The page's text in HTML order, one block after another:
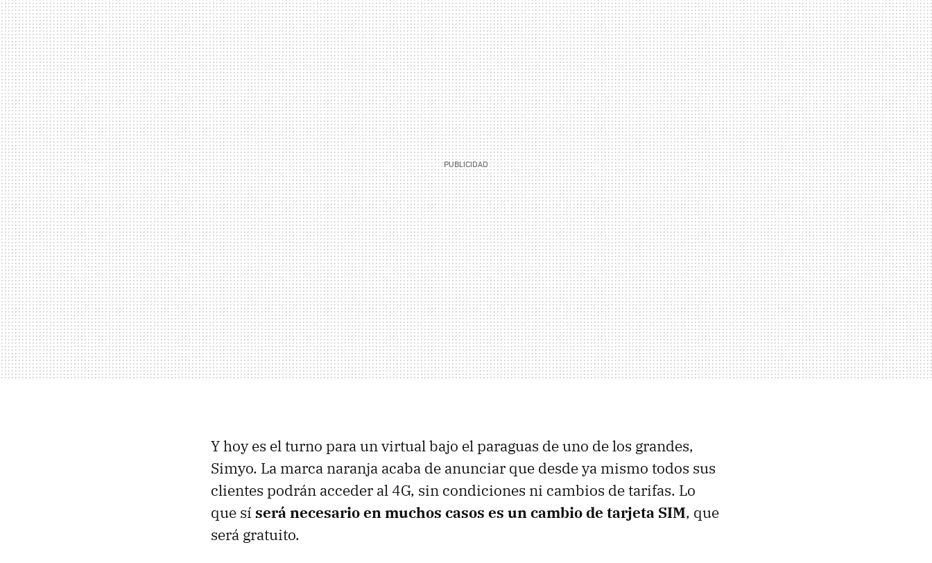
Y hoy es el turno para un virtual bajo el paraguas de uno de los grandes,
Simyo. La marca naranja acaba de anunciar que desde ya mismo todos sus
clientes podrán acceder al 4G, sin condiciones ni cambios de tarifas. Lo
que sí será necesario en muchos casos es un cambio de tarjeta SIM, que
será gratuito.